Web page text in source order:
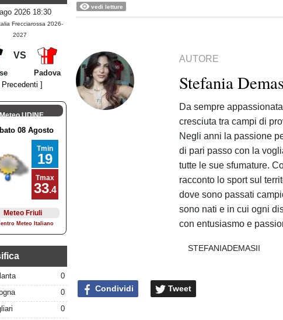
2026 18:30
Frecciarossa 2026-
2027
VS
Padova
Precedenti ]
UDINE
0
0
0
vedi letture
AUTORE
Stefania
Da sempre
cresciuta tra campi di
Negli anni la passione
di pari passo con la
tutte le sue sfumature.
racconto lo sport sul
dove sono passati
sono nati e in cui ogni
con entusiasmo e
STEFANIADEMASII
Condividi Tweet